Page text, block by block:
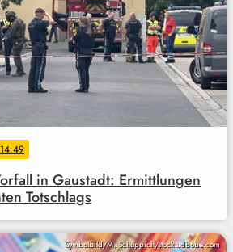
in Gaustadt: Ermittlungen
Totschlags
Symbolbild/M. Schuppich/stock.adbobe.com